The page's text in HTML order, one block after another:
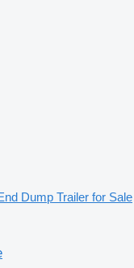
Dump Trailer for Sale